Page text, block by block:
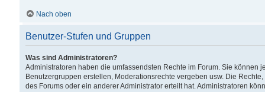
Nach oben
Benutzer-Stufen und Gruppen
Was sind Administratoren?
Administratoren haben die umfassendsten Rechte im Forum. Sie können
Benutzergruppen erstellen, Moderationsrechte vergeben usw. Die
des Forums oder ein anderer Administrator erteilt hat. Administratoren